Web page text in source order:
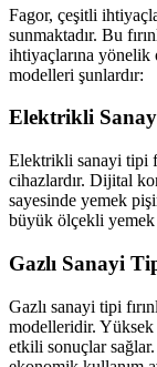
Fagor, çeşitli
sunmaktadır. Bu
ihtiyaçlarına yönelik
modelleri şunlardır:
Elektrikli
Elektrikli sanayi tipi
cihazlardır. Dijital
sayesinde yemek
büyük ölçekli
Gazlı Sanayi
Gazlı sanayi tipi
modelleridir. Yüksek
etkili sonuçlar